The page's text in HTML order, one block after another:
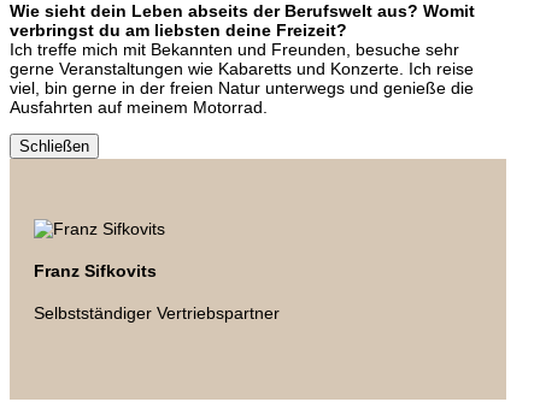
Wie sieht dein Leben abseits der Berufswelt aus? Womit
verbringst du am liebsten deine Freizeit?
Ich treffe mich mit Bekannten und Freunden, besuche sehr
gerne Veranstaltungen wie Kabaretts und Konzerte. Ich reise
viel, bin gerne in der freien Natur unterwegs und genieße die
Ausfahrten auf meinem Motorrad.
Schließen
Franz Sifkovits
Selbstständiger Vertriebspartner